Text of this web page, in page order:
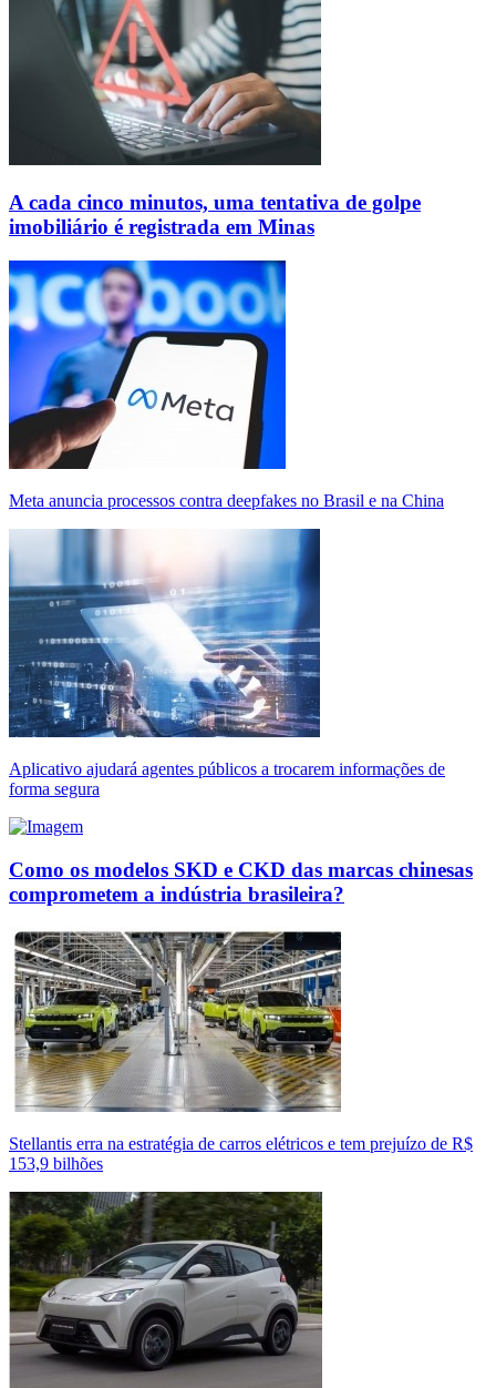
A cada cinco minutos, uma tentativa de golpe
imobiliário é registrada em Minas
Meta anuncia processos contra deepfakes no Brasil e na China
Aplicativo ajudará agentes públicos a trocarem informações de
forma segura
Como os modelos SKD e CKD das marcas chinesas
comprometem a indústria brasileira?
Stellantis erra na estratégia de carros elétricos e tem prejuízo de R$
153,9 bilhões